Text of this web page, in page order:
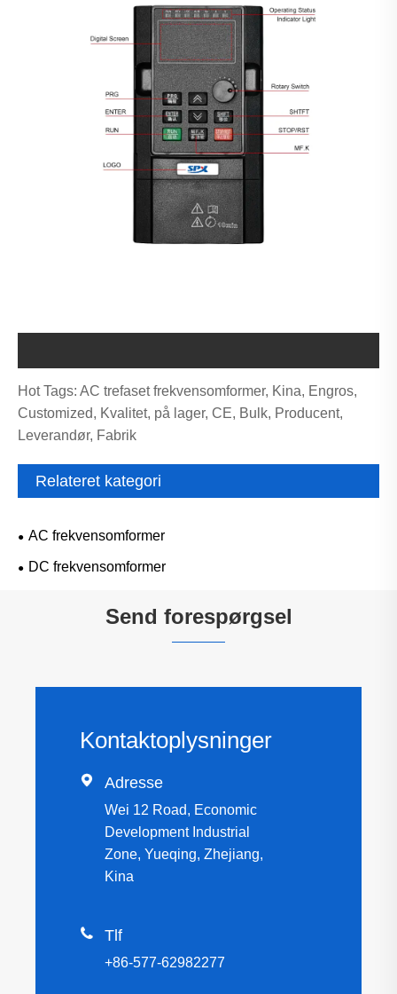
Hot Tags: AC trefaset frekvensomformer, Kina, Engros,
Customized, Kvalitet, på lager, CE, Bulk, Producent,
Leverandør, Fabrik
Relateret kategori
AC frekvensomformer
DC frekvensomformer
Send forespørgsel
Kontaktoplysninger
 Adresse
Wei 12 Road, Economic
Development Industrial
Zone, Yueqing, Zhejiang,
Kina
 Tlf
+86-577-62982277